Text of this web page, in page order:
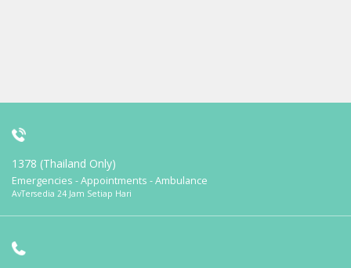
1378 (Thailand Only)
Emergencies - Appointments - Ambulance
AvTersedia 24 Jam Setiap Hari